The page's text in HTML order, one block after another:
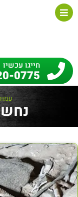
חייגו עכשיו
0775